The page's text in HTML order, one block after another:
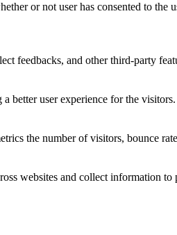
or not user has consented to the
feedbacks, and other third-party
better user experience for the visitors.
the number of visitors, bounce
websites and collect information to